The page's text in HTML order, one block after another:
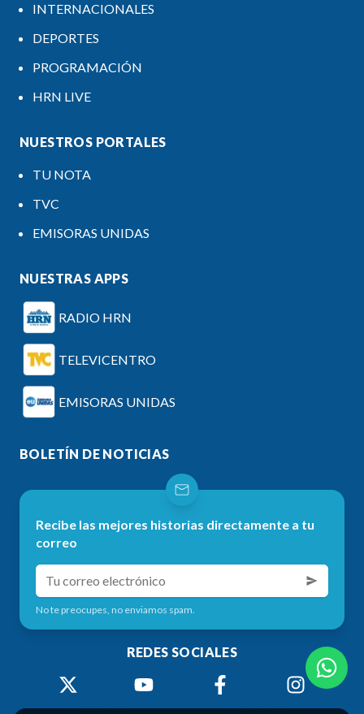
INTERNACIONALES
DEPORTES
PROGRAMACIÓN
HRN LIVE
NUESTROS PORTALES
TU NOTA
TVC
EMISORAS UNIDAS
NUESTRAS APPS
RADIO HRN
TELEVICENTRO
EMISORAS UNIDAS
BOLETÍN DE NOTICIAS
Recibe las mejores historias directamente a tu
correo
No te preocupes, no enviamos spam.
REDES SOCIALES